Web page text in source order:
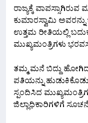
ರಾಜ್ಯಕ್ಕೆ
ಕುಮಾರಸ್ವಾಮಿ
ಉತ್ತಮ ರೀತಿಯಲ್ಲಿ
ಮುಖ್ಯಮಂತ್ರಿಗಳು
ತಮ್ಮ ಮನೆ ಬಿದ್ದು
ಪತಿಯನ್ನು
ಸ್ಪಂದಿಸಿದ
ಜಿಲ್ಲಾಧಿಕಾರಿಗಳಿಗೆ